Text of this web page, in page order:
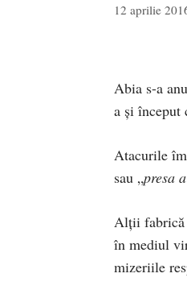
12 aprilie
Abia s-a
a și început
Atacurile
sau „presa
Alții fabrică
în mediul
mizeriile